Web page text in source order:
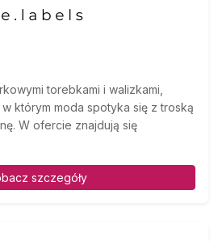
torebkami i walizkami,
w którym moda spotyka się z troską
W ofercie znajdują się
szczegóły